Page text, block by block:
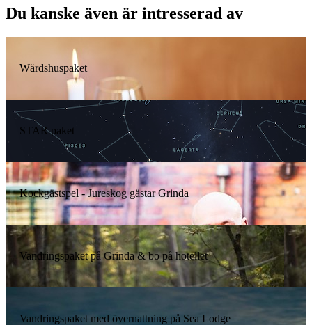
Du kanske även är intresserad av
Wärdshuspaket
STAR paket
Kockgästspel - Jureskog gästar Grinda
Vandringspaket på Grinda & bo på hotellet
Vandringspaket med övernattning på Sea Lodge